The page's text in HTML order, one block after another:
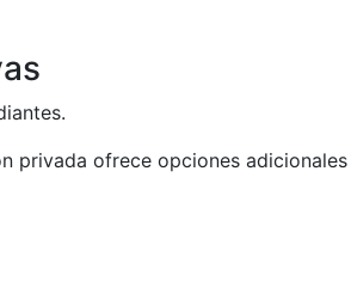
privada ofrece opciones adicionales